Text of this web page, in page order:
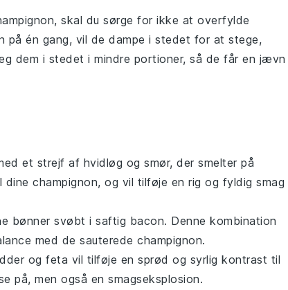
, skal du sørge for ikke at overfylde
på én gang, vil de dampe i stedet for at stege,
dem i stedet i mindre portioner, så de får en jævn
et strejf af hvidløg og smør, der smelter på
dine champignon, og vil tilføje en rig og fyldig smag
bønner svøbt i saftig bacon. Denne kombination
med de sauterede champignon.
og feta vil tilføje en sprød og syrlig kontrast til
på, men også en smagseksplosion.